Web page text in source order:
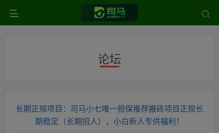
论坛
长期正规项目：司马小七唯一担保推荐搬砖项目正规长
期稳定（长期招人），小白新人专供福利！